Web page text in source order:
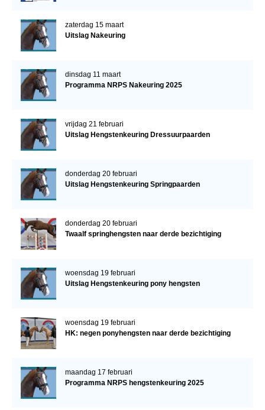
zaterdag 15 maart
Uitslag Nakeuring
dinsdag 11 maart
Programma NRPS Nakeuring 2025
vrijdag 21 februari
Uitslag Hengstenkeuring Dressuurpaarden
donderdag 20 februari
Uitslag Hengstenkeuring Springpaarden
donderdag 20 februari
Twaalf springhengsten naar derde bezichtiging
woensdag 19 februari
Uitslag Hengstenkeuring pony hengsten
woensdag 19 februari
HK: negen ponyhengsten naar derde bezichtiging
maandag 17 februari
Programma NRPS hengstenkeuring 2025